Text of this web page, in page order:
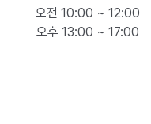
오전 10:00 ~ 12:00
오후 13:00 ~ 17:00